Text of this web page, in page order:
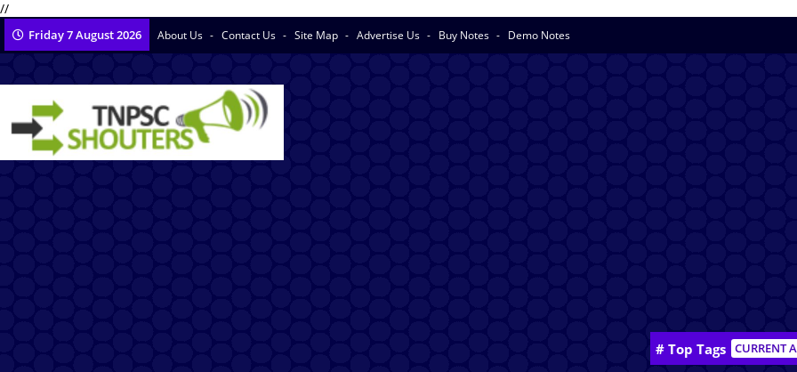
//
Friday 7 August 2026 About Us Contact Us Site Map Advertise Us Buy Notes Demo Notes
# Top Tags CURRENT